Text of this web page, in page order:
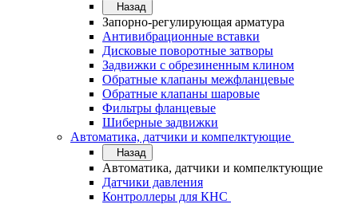
Назад
Запорно-регулирующая арматура
Антивибрационные вставки
Дисковые поворотные затворы
Задвижки с обрезиненным клином
Обратные клапаны межфланцевые
Обратные клапаны шаровые
Фильтры фланцевые
Шиберные задвижки
Автоматика, датчики и компелктующие
Назад
Автоматика, датчики и компелктующие
Датчики давления
Контроллеры для КНС